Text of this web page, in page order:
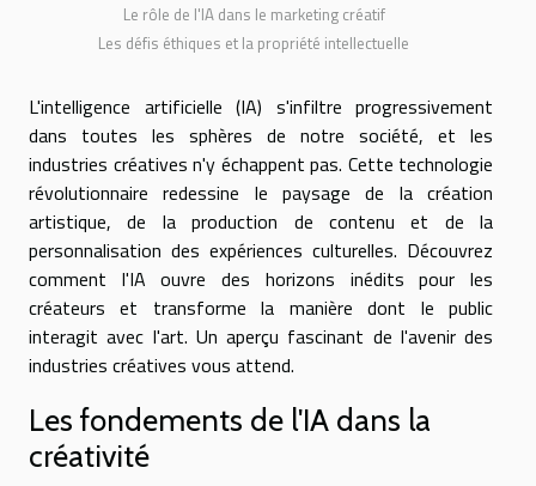
Le rôle de l'IA dans le marketing créatif
Les défis éthiques et la propriété intellectuelle
L'intelligence artificielle (IA) s'infiltre progressivement
dans toutes les sphères de notre société, et les
industries créatives n'y échappent pas. Cette technologie
révolutionnaire redessine le paysage de la création
artistique, de la production de contenu et de la
personnalisation des expériences culturelles. Découvrez
comment l'IA ouvre des horizons inédits pour les
créateurs et transforme la manière dont le public
interagit avec l'art. Un aperçu fascinant de l'avenir des
industries créatives vous attend.
Les fondements de l'IA dans la
créativité